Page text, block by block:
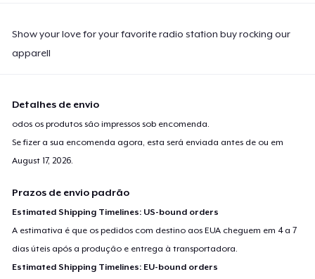
Show your love for your favorite radio station buy rocking our
apparell
Detalhes de envio
odos os produtos são impressos sob encomenda.
Se fizer a sua encomenda agora, esta será enviada antes de ou em
August 17, 2026.
Prazos de envio padrão
Estimated Shipping Timelines: US-bound orders
A estimativa é que os pedidos com destino aos EUA cheguem em 4 a 7
dias úteis após a produção e entrega à transportadora.
Estimated Shipping Timelines: EU-bound orders